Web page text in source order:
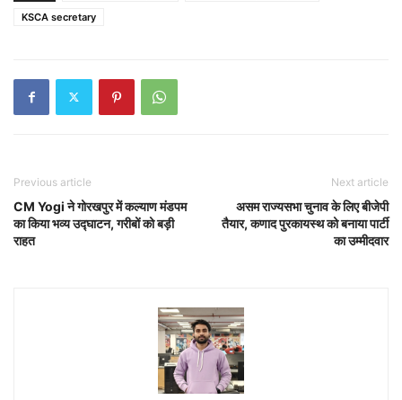
KSCA secretary
Previous article
CM Yogi ने गोरखपुर में कल्याण मंडपम
का किया भव्य उद्घाटन, गरीबों को बड़ी
राहत
Next article
असम राज्यसभा चुनाव के लिए बीजेपी
तैयार, कणाद पुरकायस्थ को बनाया पार्टी
का उम्मीदवार